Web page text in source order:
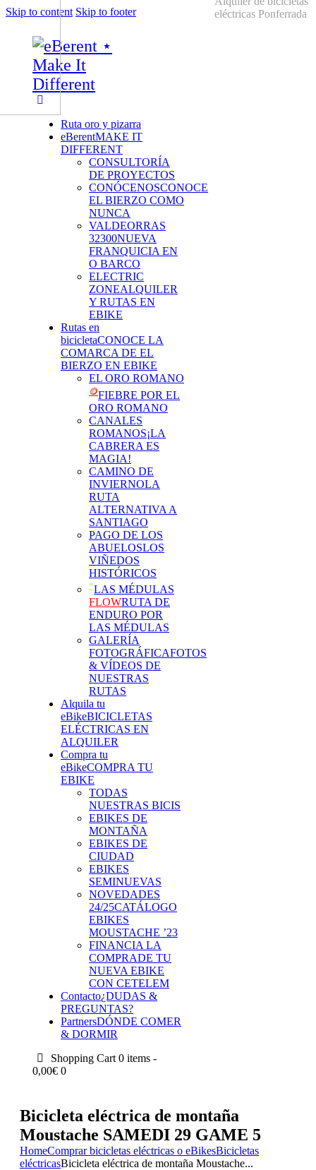
Skip to content Skip to footer
Ruta oro y pizarra
eBerentMAKE IT
DIFFERENT
CONSULTORÍA
DE PROYECTOS
CONÓCENOSCONOCE
EL BIERZO COMO
NUNCA
VALDEORRAS
32300NUEVA
FRANQUICIA EN
O BARCO
ELECTRIC
ZONEALQUILER
Y RUTAS EN
EBIKE
Rutas en
bicicletaCONOCE LA
COMARCA DE EL
BIERZO EN EBIKE
EL ORO ROMANO
🪙FIEBRE POR EL
ORO ROMANO
CANALES
ROMANOS¡LA
CABRERA ES
MAGIA!
CAMINO DE
INVIERNOLA
RUTA
ALTERNATIVA A
SANTIAGO
PAGO DE LOS
ABUELOSLOS
VIÑEDOS
HISTÓRICOS
*LAS MÉDULAS
FLOWRUTA DE
ENDURO POR
LAS MÉDULAS
GALERÍA
FOTOGRÁFICAFOTOS
& VÍDEOS DE
NUESTRAS
RUTAS
Alquila tu
eBikeBICICLETAS
ELÉCTRICAS EN
ALQUILER
Compra tu
eBikeCOMPRA TU
EBIKE
TODAS
NUESTRAS BICIS
EBIKES DE
MONTAÑA
EBIKES DE
CIUDAD
EBIKES
SEMINUEVAS
NOVEDADES
24/25CATÁLOGO
EBIKES
MOUSTACHE ’23
FINANCIA LA
COMPRADE TU
NUEVA EBIKE
CON CETELEM
Contacto¿DUDAS &
PREGUNTAS?
PartnersDÓNDE COMER
& DORMIR
Shopping Cart 0 items -
0,00€ 0
Bicicleta eléctrica de montaña
Moustache SAMEDI 29 GAME 5
HomeComprar bicicletas eléctricas o eBikesBicicletas
eléctricasBicicleta eléctrica de montaña Moustache...